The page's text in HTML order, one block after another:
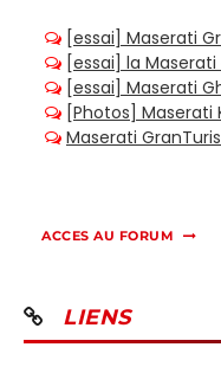
ACCES AU FORUM
LIENS